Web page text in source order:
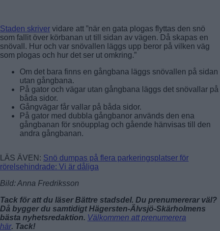
Staden skriver vidare att ”när en gata plogas flyttas den snö
som fallit över körbanan ut till sidan av vägen. Då skapas en
snövall. Hur och var snövallen läggs upp beror på vilken väg
som plogas och hur det ser ut omkring.”
Om det bara finns en gångbana läggs snövallen på sidan
utan gångbana.
På gator och vägar utan gångbana läggs det snövallar på
båda sidor.
Gångvägar får vallar på båda sidor.
På gator med dubbla gångbanor används den ena
gångbanan för snöupplag och gående hänvisas till den
andra gångbanan.
LÄS ÄVEN: Snö dumpas på flera parkeringsplatser för
rörelsehindrade: Vi är dåliga
Bild: Anna Fredriksson
Tack för att du läser Bättre stadsdel. Du prenumererar väl?
Då bygger du samtidigt Hägersten-Älvsjö-Skärholmens
bästa nyhetsredaktion. Välkommen att prenumerera
här. Tack!